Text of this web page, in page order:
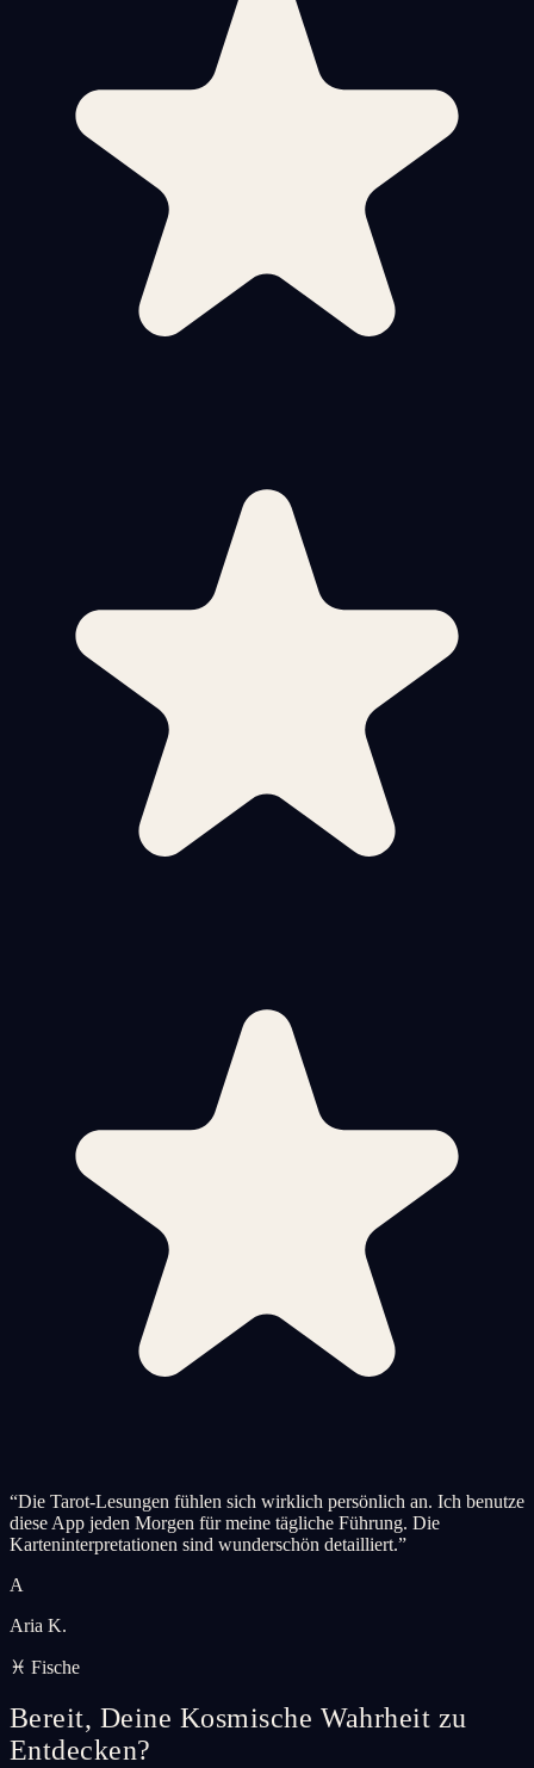
“Die Tarot-Lesungen fühlen sich wirklich persönlich an. Ich benutze
diese App jeden Morgen für meine tägliche Führung. Die
Karteninterpretationen sind wunderschön detailliert.”
A
Aria K.
♓ Fische
Bereit, Deine Kosmische Wahrheit zu
Entdecken?